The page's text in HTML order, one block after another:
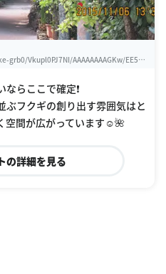
Vkupl0PJ7NI/AAAAAAAAGKw/EE5h0i
らここで確定❗️
ぶフクギの創り出す雰囲気はと
空間が広がっています☺️🌺
の詳細を見る